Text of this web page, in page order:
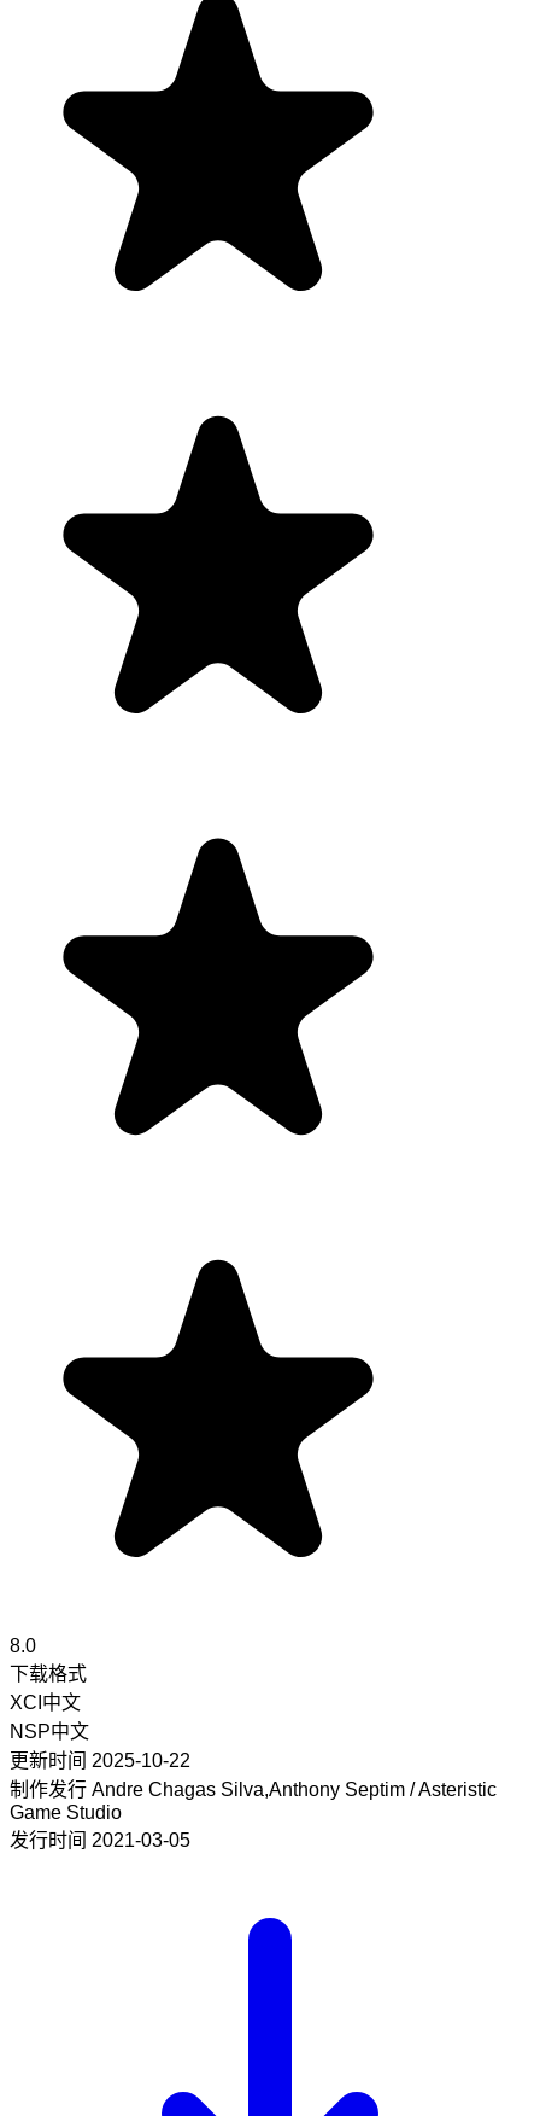
8.0
下载格式
XCI 中文
NSP中文
更新时间 2025-10-22
制作发行 Andre Chagas Silva,Anthony Septim / Asteristic
Game Studio
发行时间 2021-03-05